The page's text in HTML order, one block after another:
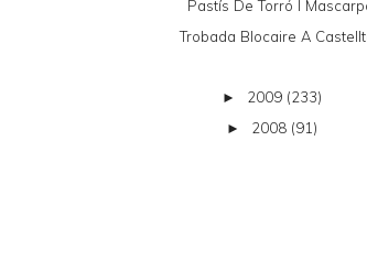
Pastís De Torró I
Trobada Blocaire A
► 2009 (233)
► 2008 (91)